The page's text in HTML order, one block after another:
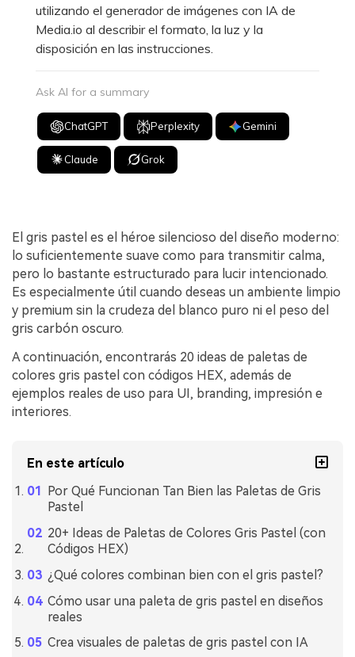
utilizando el generador de imágenes con IA de
Media.io al describir el formato, la luz y la
disposición en las instrucciones.
Ask AI for a summary
ChatGPT Perplexity Gemini
Claude Grok
El gris pastel es el héroe silencioso del diseño moderno:
lo suficientemente suave como para transmitir calma,
pero lo bastante estructurado para lucir intencionado.
Es especialmente útil cuando deseas un ambiente limpio
y premium sin la crudeza del blanco puro ni el peso del
gris carbón oscuro.
A continuación, encontrarás 20 ideas de paletas de
colores gris pastel con códigos HEX, además de
ejemplos reales de uso para UI, branding, impresión e
interiores.
En este artículo
Por Qué Funcionan Tan Bien las Paletas de Gris
Pastel
20+ Ideas de Paletas de Colores Gris Pastel (con
Códigos HEX)
¿Qué colores combinan bien con el gris pastel?
Cómo usar una paleta de gris pastel en diseños
reales
Crea visuales de paletas de gris pastel con IA